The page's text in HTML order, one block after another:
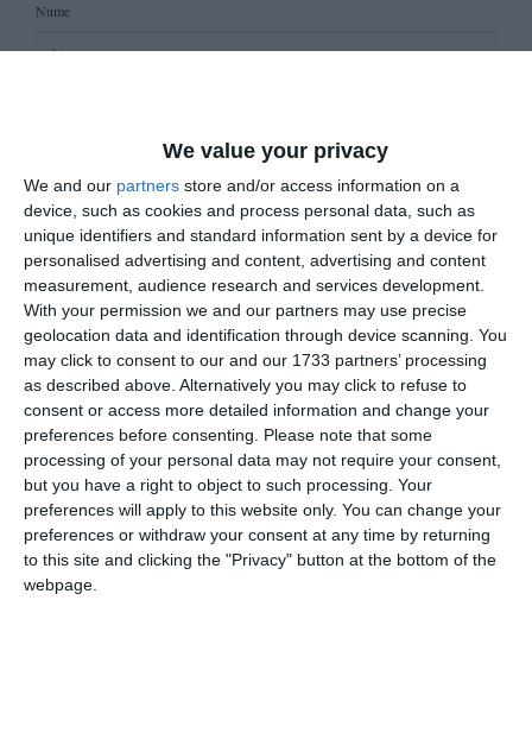
We value your privacy
We and our partners store and/or access information on a
device, such as cookies and process personal data, such as
unique identifiers and standard information sent by a device for
personalised advertising and content, advertising and content
measurement, audience research and services development.
With your permission we and our partners may use precise
geolocation data and identification through device scanning. You
may click to consent to our and our 1733 partners’ processing
as described above. Alternatively you may click to refuse to
consent or access more detailed information and change your
preferences before consenting.
Please note that some
processing of your personal data may not require your consent,
but you have a right to object to such processing. Your
preferences will apply to this website only. You can change your
preferences or withdraw your consent at any time by returning
to this site and clicking the "Privacy" button at the bottom of the
webpage.
Nume
Comentariu
Am citit si sunt de acord cu regulile de postare.
Acest formular colectează numele, e-mailul şi conținutul mesajului, astfel încât
să putem urmări comentariile tale pe site. Nu vom folosi datele tale în alt scop.
Pentru mai multe informaţii, consultă politica noastră de confidenţialitate, unde vei
primi mai multe privind informaţii despre cum și de ce stocăm datele tale.
Posteaza comentariul